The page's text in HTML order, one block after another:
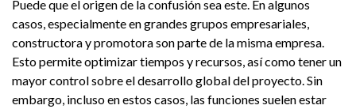
Puede que el origen de la confusión sea este. En algunos
casos, especialmente en grandes grupos empresariales,
constructora y promotora son parte de la misma empresa.
Esto permite optimizar tiempos y recursos, así como tener un
mayor control sobre el desarrollo global del proyecto. Sin
embargo, incluso en estos casos, las funciones suelen estar